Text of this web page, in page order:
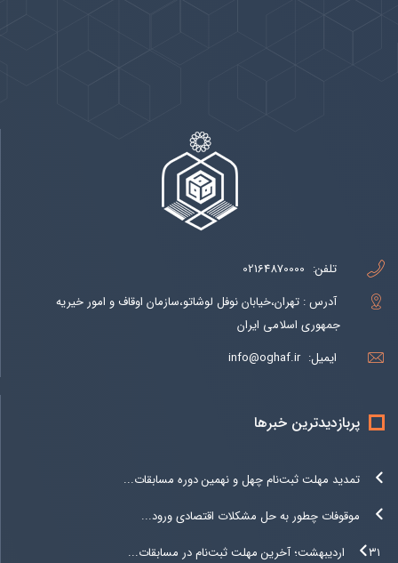
تلفن: 02164870000
آدرس : تهران،خیابان نوفل لوشاتو،سازمان اوقاف و امور خیریه
جمهوری اسلامی ایران
ایمیل: info@oghaf.ir
پربازدیدترین خبرها
تمدید مهلت ثبت‌نام چهل و نهمین دوره مسابقات...
موقوفات چطور به حل مشکلات اقتصادی ورود...
۳۱ اردیبهشت؛ آخرین مهلت ثبت‌نام در مسابقات...